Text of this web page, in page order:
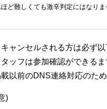
ど難しくても激辛判定にはなりま
ャンセルされる方は必ず
ッフは参加確認ができる
以前のDNS連絡対応のた
)